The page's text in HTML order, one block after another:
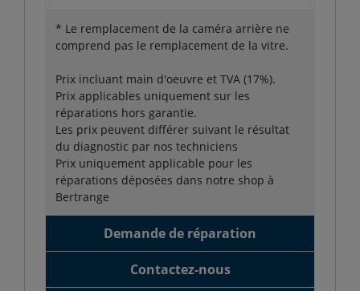
* Le remplacement de la caméra arrière ne
comprend pas le remplacement de la vitre.
Prix incluant main d'oeuvre et TVA (17%).
Prix applicables uniquement sur les
réparations hors garantie.
Les prix peuvent différer suivant le résultat
du diagnostic par nos techniciens
Prix uniquement applicable pour les
réparations déposées dans notre shop à
Bertrange
Demande de réparation
Contactez-nous